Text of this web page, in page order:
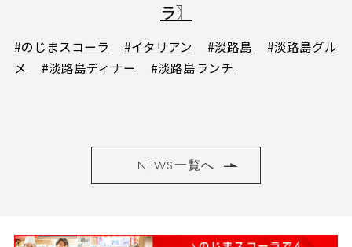
ラ〗
#のじまスコーラ #イタリアン #淡路島
#淡路島グル
メ
#淡路島ディナー #淡路島ランチ
NEWS一覧へ